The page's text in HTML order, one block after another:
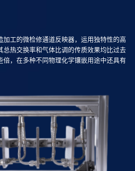
加工的微检修通道反映器，运用独特性的高
总热交换率和气体比调的传质效果均比过去
倍，在多种不同物理化学镶嵌用途中还具有